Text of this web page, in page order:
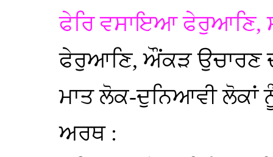
ਫੇਰਿ ਵਸਾਇਆ ਫੇਰੁਆਣਿ,
ਫੇਰੁਆਣਿ, ਔਂਕੜ ਉਚਾਰਣ
ਮਾਤ ਲੋਕ-ਦੁਨਿਆਵੀ
ਅਰਥ :